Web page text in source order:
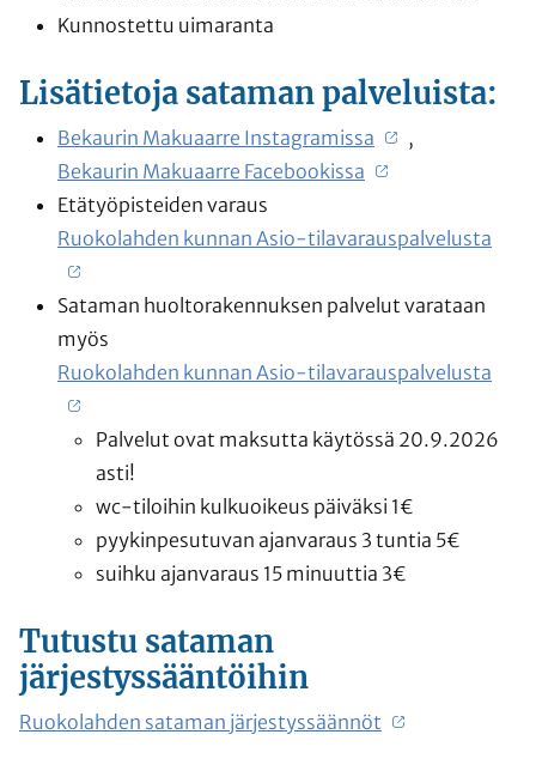
Kunnostettu uimaranta
Lisätietoja sataman palveluista:
Bekaurin Makuaarre Instagramissa
,
Bekaurin Makuaarre Facebookissa
Etätyöpisteiden varaus
Ruokolahden kunnan Asio-tilavarauspalvelusta
Sataman huoltorakennuksen palvelut varataan
myös
Ruokolahden kunnan Asio-tilavarauspalvelusta
Palvelut ovat maksutta käytössä 20.9.2026
asti!
wc-tiloihin kulkuoikeus päiväksi 1€
pyykinpesutuvan ajanvaraus 3 tuntia 5€
suihku ajanvaraus 15 minuuttia 3€
Tutustu sataman
järjestyssääntöihin
Ruokolahden sataman järjestyssäännöt